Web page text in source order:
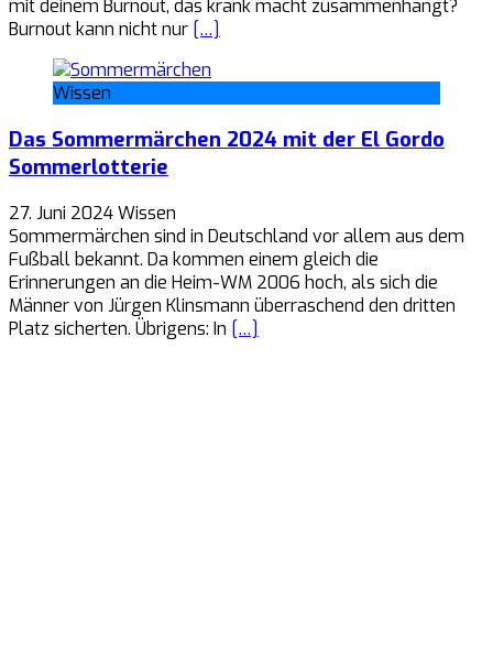
mit deinem Burnout, das krank macht zusammenhängt?
Burnout kann nicht nur […]
Wissen
Das Sommermärchen 2024 mit der El Gordo
Sommerlotterie
27. Juni 2024Wissen
Sommermärchen sind in Deutschland vor allem aus dem
Fußball bekannt. Da kommen einem gleich die
Erinnerungen an die Heim-WM 2006 hoch, als sich die
Männer von Jürgen Klinsmann überraschend den dritten
Platz sicherten. Übrigens: In […]